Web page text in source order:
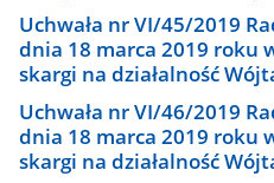
Uchwała nr VI/45/2019
dnia 18 marca 2019 roku
skargi na działalność
Uchwała nr VI/46/2019
dnia 18 marca 2019 roku
skargi na działalność